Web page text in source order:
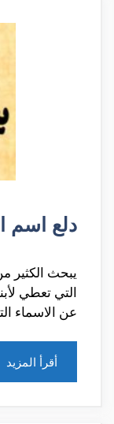
دلع اسم
يبحث الكثير
التي تعطي
عن الاسماء
أقرأ المزيد